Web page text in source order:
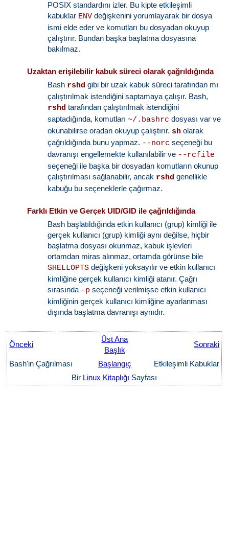
POSIX standardını izler. Bu kipte etkileşimli
kabuklar ENV değişkenini yorumlayarak bir dosya
ismi elde eder ve komutları bu dosyadan okuyup
çalıştırır. Bundan başka başlatma dosyasına
bakılmaz.
Uzaktan erişilebilir kabuk süreci olarak çağrıldığında
Bash rshd gibi bir uzak kabuk süreci tarafından mı
çalıştırılmak istendiğini saptamaya çalışır. Bash,
rshd tarafından çalıştırılmak istendiğini
saptadığında, komutları~/.bashrc dosyası var ve
okunabilirse oradan okuyup çalıştırır. sh olarak
çağrıldığında bunu yapmaz. --norc seçeneği bu
davranışı engellemekte kullanılabilir ve --rcfile
seçeneği ile başka bir dosyadan komutların okunup
çalıştırılması sağlanabilir, ancak rshd genellikle
kabuğu bu seçeneklerle çağırmaz.
Farklı Etkin ve Gerçek UID/GID ile çağrıldığında
Bash başlatıldığında etkin kullanıcı (grup) kimliği ile
gerçek kullanıcı (grup) kimliği aynı değilse, hiçbir
başlatma dosyası okunmaz, kabuk işlevleri
ortamdan miras alınmaz, ortamda görünse bile
SHELLOPTS değişkeni yoksayılır ve etkin kullanıcı
kimliğine gerçek kullanıcı kimliği atanır. Çağrı
sırasında -p seçeneği verilmişse etkin kullanıcı
kimliğinin gerçek kullanıcı kimliğine ayarlanması
dışında başlatma davranışı aynıdır.
Önceki
Üst Ana
Başlık
Sonraki
Bash'in Çağrılması Başlangıç
Etkileşimli Kabuklar
Bir Linux Kitaplığı Sayfası